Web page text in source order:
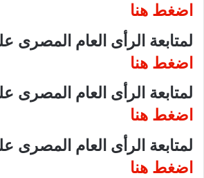
اضغط هنا
لمتابعة الرأى العام المصرى
اضغط هنا
لمتابعة الرأى العام المصرى
اضغط هنا
لمتابعة الرأى العام المصرى
اضغط هنا